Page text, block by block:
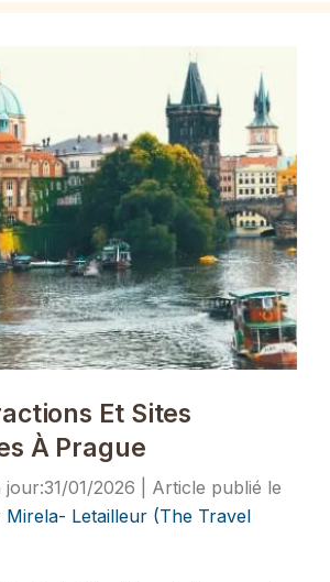
Et Sites
À Prague
31/01/2026
Mirela- Letailleur (The Travel